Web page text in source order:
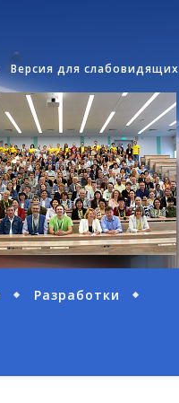
Версия для слабовидящих
Разработки